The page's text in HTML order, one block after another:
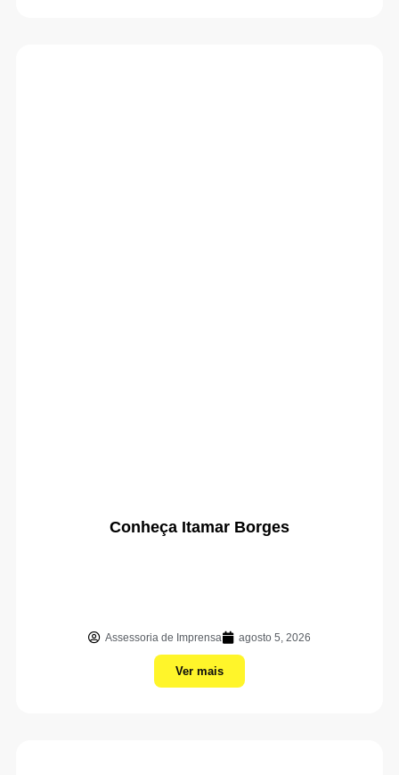
Conheça Itamar Borges
Assessoria de Imprensa agosto 5, 2026
Ver mais